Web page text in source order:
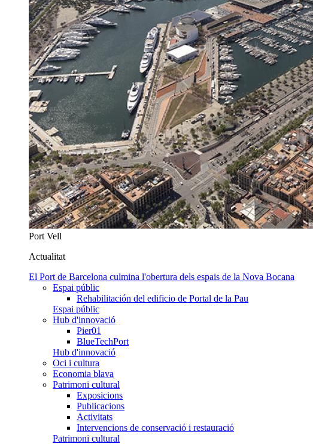
Port Vell
Actualitat
El Port de Barcelona culmina l'obertura dels espais de la Nova Bocana
Espai públic
Rehabilitación del edificio de Portal de la Pau
Espai públic
Hub d'innovació
Pier01
BlueTechPort
Hub d'innovació
Oci i cultura
Economia blava
Patrimoni cultural
Exposicions
Publicacions
Activitats
Intervencions de conservació i restauració
Patrimoni cultural